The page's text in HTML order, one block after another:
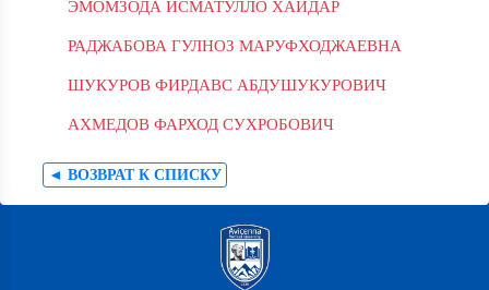
ЭМОМЗОДА ИСМАТУЛЛО ХАЙДАР
РАДЖАБОВА ГУЛНОЗ МАРУФХОДЖАЕВНА
ШУКУРОВ ФИРДАВС АБДУШУКУРОВИЧ
АХМЕДОВ ФАРХОД СУХРОБОВИЧ
◄ ВОЗВРАТ К СПИСКУ